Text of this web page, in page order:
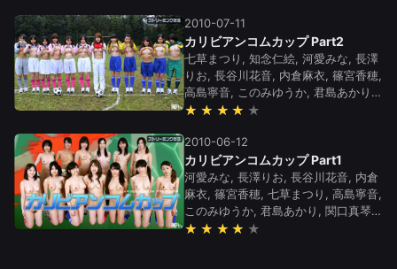
2010-07-11
カリビアンコムカップ Part2
七草まつり, 知念仁絵, 河愛みな, 長澤
りお, 長谷川花音, 内倉麻衣, 篠宮香穂,
高島寧音, このみゆうか, 君島あかり,
関口真琴, 宮下ちはる, 南野リカ
★★★★
2010-06-12
カリビアンコムカップ Part1
河愛みな, 長澤りお, 長谷川花音, 内倉
麻衣, 篠宮香穂, 七草まつり, 高島寧音,
このみゆうか, 君島あかり, 関口真琴,
宮下ちはる, 南野リカ, 知念仁絵
★★★★